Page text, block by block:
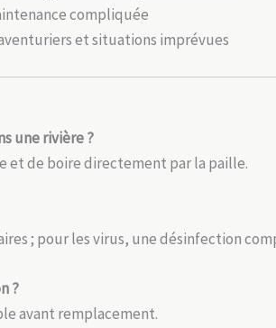
compliquée
et situations imprévues
une rivière ?
et de boire directement par la paille.
; pour les virus, une désinfection
?
avant remplacement.